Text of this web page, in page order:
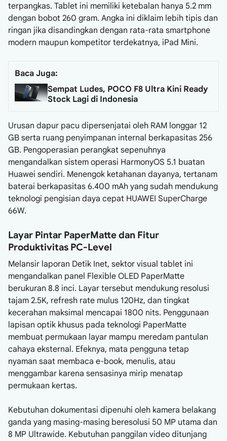
terpangkas. Tablet ini memiliki ketebalan hanya 5.2 mm
dengan bobot 260 gram. Angka ini diklaim lebih tipis dan
ringan jika disandingkan dengan rata-rata smartphone
modern maupun kompetitor terdekatnya, iPad Mini.
Baca Juga:
Sempat Ludes, POCO F8 Ultra Kini Ready
Stock Lagi di Indonesia
Urusan dapur pacu dipersenjatai oleh RAM longgar 12
GB serta ruang penyimpanan internal berkapasitas 256
GB. Pengoperasian perangkat sepenuhnya
mengandalkan sistem operasi HarmonyOS 5.1 buatan
Huawei sendiri. Menengok ketahanan dayanya, tertanam
baterai berkapasitas 6.400 mAh yang sudah mendukung
teknologi pengisian daya cepat HUAWEI SuperCharge
66W.
Layar Pintar PaperMatte dan Fitur
Produktivitas PC-Level
Melansir laporan Detik Inet, sektor visual tablet ini
mengandalkan panel Flexible OLED PaperMatte
berukuran 8.8 inci. Layar tersebut mendukung resolusi
tajam 2.5K, refresh rate mulus 120Hz, dan tingkat
kecerahan maksimal mencapai 1800 nits. Penggunaan
lapisan optik khusus pada teknologi PaperMatte
membuat permukaan layar mampu meredam pantulan
cahaya eksternal. Efeknya, mata pengguna tetap
nyaman saat membaca e-book, menulis, atau
menggambar karena sensasinya mirip menatap
permukaan kertas.
Kebutuhan dokumentasi dipenuhi oleh kamera belakang
ganda yang masing-masing beresolusi 50 MP utama dan
8 MP Ultrawide. Kebutuhan panggilan video ditunjang